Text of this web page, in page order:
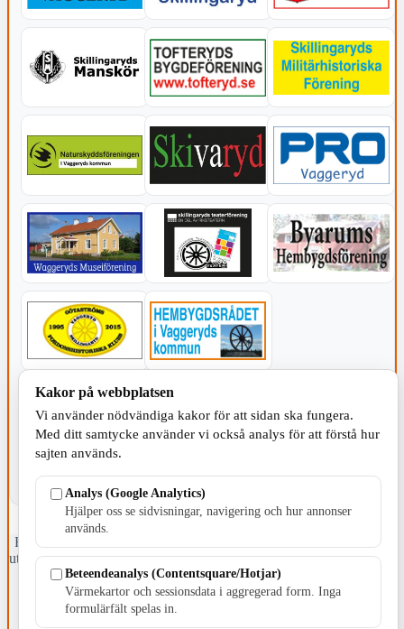
KOMMUNEN
Fristående webbtidningsföretag grundat 1991 som sedan 2002 ger
ut tidningen Skillingaryd.nu och 2010 lanserades Värnamo.nu. Från
april 2026 omfattar Skillingaryd.nu tre kommuner: Gnosjö,
Värnamo och Vaggeryds kommun.
Kakor på webbplatsen
Vi använder nödvändiga kakor för att sidan ska fungera.
Med ditt samtycke använder vi också analys för att förstå hur
sajten används.
Analys (Google Analytics)
Hjälper oss se sidvisningar, navigering och hur annonser
används.
Beteendeanalys (Contentsquare/Hotjar)
Värmekartor och sessionsdata i aggregerad form. Inga
formulärfält spelas in.